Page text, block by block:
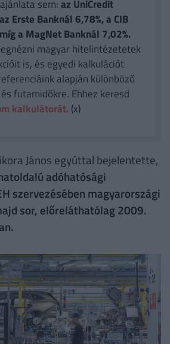
sem:az UniCredit
Erste Banknál 6,78%, a CIB
a MagNet Banknál 7,02%.
magyar hitelintézetetek
is, és egyedi kalkulációt
alapján különböző
futamidőkre. Ehhez keresd
kalkulátorát. (x)
János egyúttal bejelentette,
adóhatósági
szervezésében magyarországi
sor, előreláthatólag 2009.